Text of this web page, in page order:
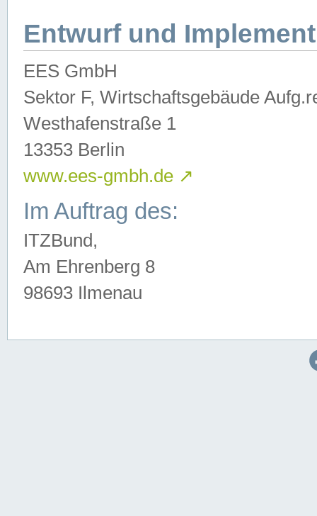
Entwurf und
EES GmbH
Sektor F, Wirtschaftsgebäude
Westhafenstraße 1
13353 Berlin
www.ees-gmbh.de ↗
Im Auftrag des:
ITZBund,
Am Ehrenberg 8
98693 Ilmenau